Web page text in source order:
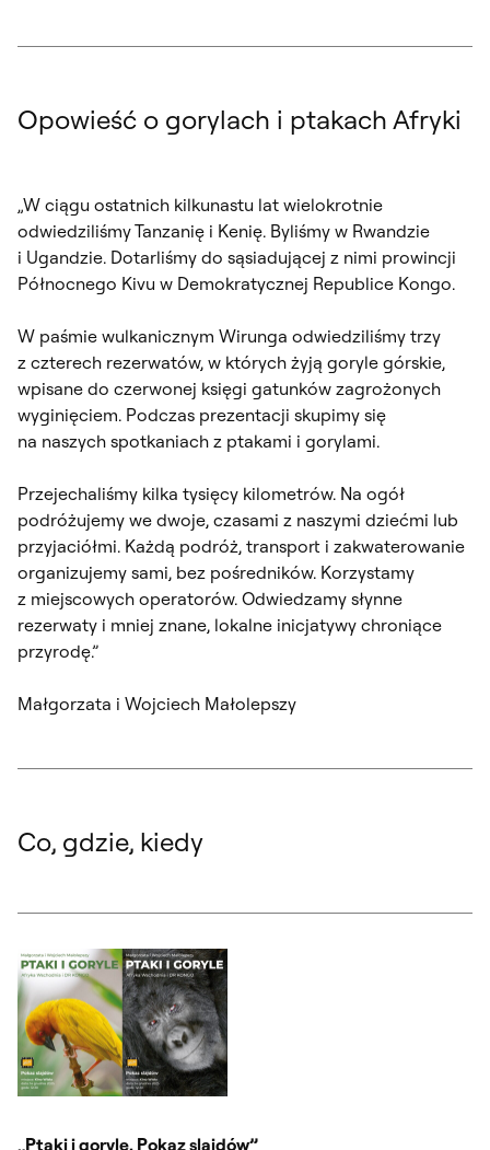
Opowieść o gorylach i ptakach Afryki
„W ciągu ostatnich kilkunastu lat wielokrotnie
odwiedziliśmy Tanzanię i Kenię. Byliśmy w Rwandzie
i Ugandzie. Dotarliśmy do sąsiadującej z nimi prowincji
Północnego Kivu w Demokratycznej Republice Kongo.
W paśmie wulkanicznym Wirunga odwiedziliśmy trzy
z czterech rezerwatów, w których żyją goryle górskie,
wpisane do czerwonej księgi gatunków zagrożonych
wyginięciem. Podczas prezentacji skupimy się
na naszych spotkaniach z ptakami i gorylami.
Przejechaliśmy kilka tysięcy kilometrów. Na ogół
podróżujemy we dwoje, czasami z naszymi dziećmi lub
przyjaciółmi. Każdą podróż, transport i zakwaterowanie
organizujemy sami, bez pośredników. Korzystamy
z miejscowych operatorów. Odwiedzamy słynne
rezerwaty i mniej znane, lokalne inicjatywy chroniące
przyrodę.”
Małgorzata i Wojciech Małolepszy
Co, gdzie, kiedy
„Ptaki i goryle. Pokaz slajdów”